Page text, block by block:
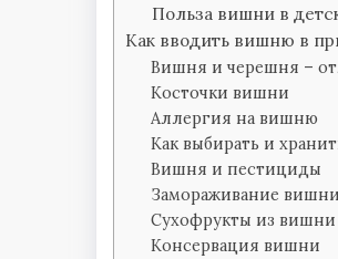
Польза вишни в
Как вводить вишню в
Вишня и черешня –
Косточки вишни
Аллергия на вишню
Как выбирать и
Вишня и пестициды
Замораживание вишни
Сухофрукты из вишни
Консервация вишни